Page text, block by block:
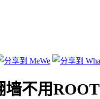
墙不用ROOT